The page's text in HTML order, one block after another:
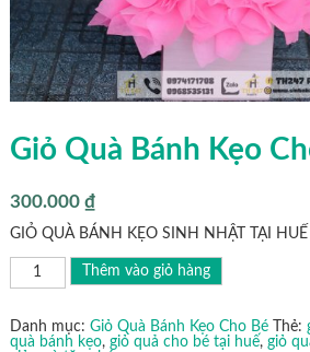
Giỏ Quà Bánh Kẹo
300.000 ₫
GIỎ QUÀ BÁNH KẸO SINH NHẬT TẠI HUẾ
Giỏ
Quà
Bánh
Cho
Bé
Thêm vào giỏ hàng
Danh mục: Giỏ Quà Bánh Kẹo Cho Bé Thẻ:
quà bánh kẹo, giỏ quả cho bé tại huế, giỏ